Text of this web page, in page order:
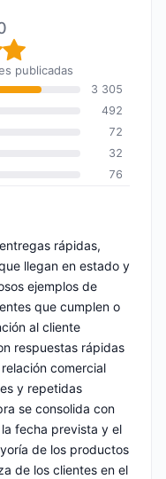
global: 9,5
publicadas
3 305
492
72
32
76
rápidas,
llegan en estado y
ejemplos de
que cumplen o
al cliente
respuestas rápidas
comercial
y repetidas
se consolida con
fecha prevista y el
de los productos
de los clientes en el